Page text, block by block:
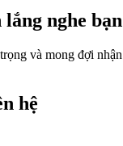
lắng nghe bạn
và mong đợi
hệ